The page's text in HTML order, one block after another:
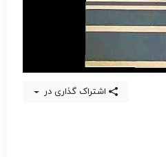
اشتراک گذاری در